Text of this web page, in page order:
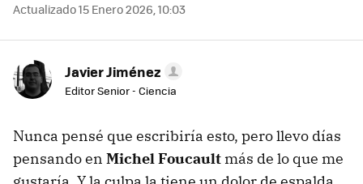
Actualizado 15 Enero 2026, 10:03
Javier Jiménez
Editor Senior - Ciencia
Nunca pensé que escribiría esto, pero llevo días
pensando en Michel Foucault más de lo que me